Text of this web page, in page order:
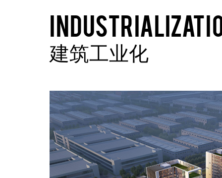
建筑工业化